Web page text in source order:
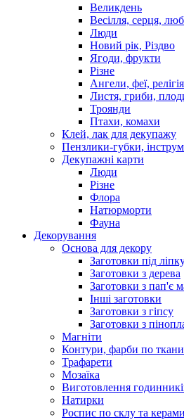
Великдень
Весілля, серця,
Люди
Новий рік, Різдво
Ягоди, фрукти
Різне
Ангели, феї, релігія
Листя, гриби,
Троянди
Птахи, комахи
Клей, лак для декупажу
Пензлики-губки,
Декупажні карти
Люди
Різне
Флора
Натюрморти
Фауна
Декорування
Основа для декору
Заготовки під
Заготовки з дерева
Заготовки з пап'є
Інші заготовки
Заготовки з гіпсу
Заготовки з
Магніти
Контури, фарби по
Трафарети
Мозаїка
Виготовлення
Натирки
Роспис по склу та